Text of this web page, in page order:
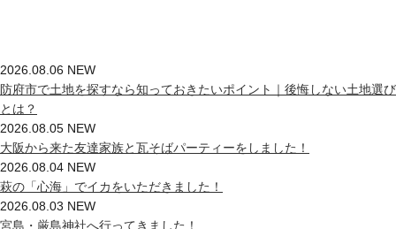
2026.08.06 NEW
防府市で土地を探すなら知っておきたいポイント｜後悔しない土地選び
とは？
2026.08.05 NEW
大阪から来た友達家族と瓦そばパーティーをしました！
2026.08.04 NEW
萩の「心海」でイカをいただきました！
2026.08.03 NEW
宮島・厳島神社へ行ってきました！